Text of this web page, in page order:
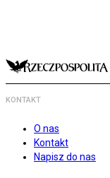
KONTAKT
O nas
Kontakt
Napisz do nas